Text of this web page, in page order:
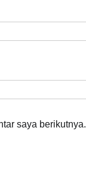
saya berikutnya.